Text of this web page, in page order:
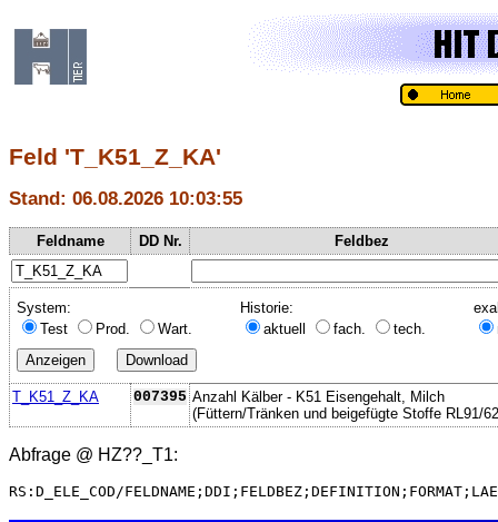
Feld 'T_K51_Z_KA'
Stand: 06.08.2026 10:03:55
Feldname DD Nr. Feldbez
System:
Test
Prod. Wart.
Historie:
aktuell
fach. tech.
T_K51_Z_KA 007395 Anzahl Kälber - K51 Eisengehalt, Milch
(Füttern/Tränken und beigefügte Stoffe RL91/
Abfrage @ HZ??_T1:
RS:D_ELE_COD/